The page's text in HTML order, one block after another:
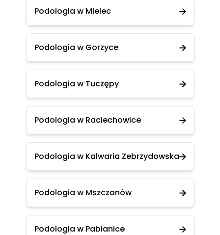
Podologia w Mielec
Podologia w Gorzyce
Podologia w Tuczępy
Podologia w Raciechowice
Podologia w Kalwaria Zebrzydowska
Podologia w Mszczonów
Podologia w Pabianice